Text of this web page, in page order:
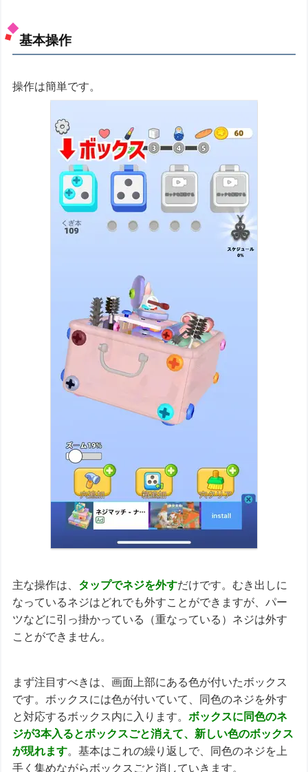
基本操作
操作は簡単です。
主な操作は、 タップでネジを外すだけです。むき出しに
なっているネジはどれでも外すことができますが、パー
ツなどに引っ掛かっている（重なっている）ネジは外す
ことができません。
まず注目すべきは、画面上部にある色が付いたボックス
です。ボックスには色が付いていて、同色のネジを外す
と対応するボックス内に入ります。ボックスに同色のネ
ジが3本入るとボックスごと消えて、新しい色のボックス
が現れます。基本はこれの繰り返しで、同色のネジを上
手く集めながらボックスごと消していきます。